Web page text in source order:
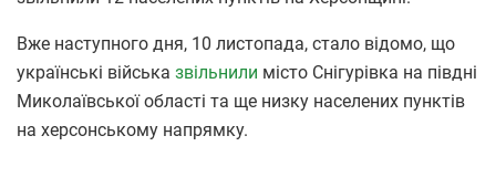
Вже наступного дня, 10 листопада, стало відомо, що
українські війська звільнили місто Снігурівка на півдні
Миколаївської області та ще низку населених пунктів
на херсонському напрямку.